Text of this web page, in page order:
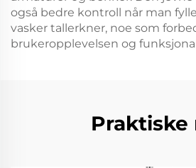
også bedre kontroll når man
vasker tallerkner, noe som
brukeropplevelsen og
Praktiske